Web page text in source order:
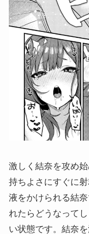
激しく結奈を攻め
持ちよさにすぐに
液をかけられる結
れたらどうなって
い状態です。結奈